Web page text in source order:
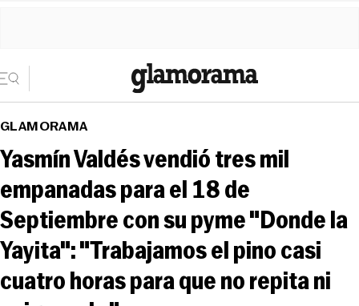
GLAMORAMA
Yasmín Valdés vendió tres mil
empanadas para el 18 de
Septiembre con su pyme "Donde la
Yayita": "Trabajamos el pino casi
cuatro horas para que no repita ni